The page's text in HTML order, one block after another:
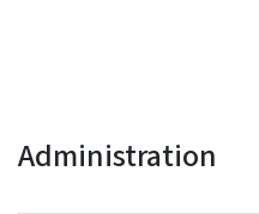
Administration